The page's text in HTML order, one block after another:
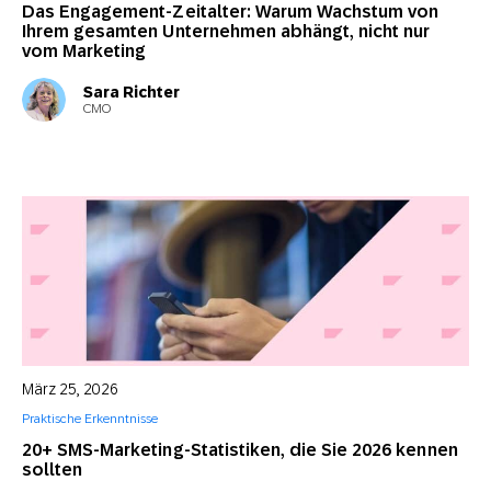
Das Engagement-Zeitalter: Warum Wachstum von
Ihrem gesamten Unternehmen abhängt, nicht nur
vom Marketing
Sara Richter
CMO
20+ SMS-Marketing-Statistiken, die Sie 2026 kennen
sollten
März 25, 2026
Praktische Erkenntnisse